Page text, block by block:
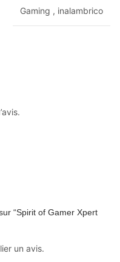
Gaming , inalambrico
“Spirit of Gamer Xpert
un avis.